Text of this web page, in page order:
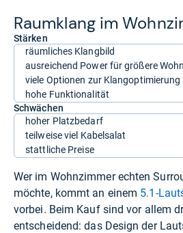
Raum­klang im
Stärken
räumliches Klangbild
ausreichend Power für größere
viele Optionen zur Klangoptimierung
hohe Funktionalität
Schwächen
hoher Platzbedarf
teilweise viel Kabelsalat
stattliche Preise
Wer im Wohnzimmer echten
möchte, kommt an einem 5.1-
vorbei. Beim Kauf sind vor allem
entscheidend: das Design der